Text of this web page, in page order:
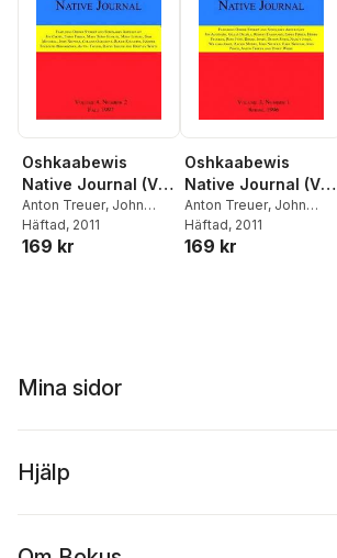
Oshkaabewis
Native Journal (Vol.
4, No. 2)
Anton Treuer, John
Nichols ,Collins
Oakgrove
Häftad, 2011
169 kr
Oshkaabewis
Native Journal (Vol.
3, No. 1)
Anton Treuer, John
Nichols ,Emma Fisher
Häftad, 2011
169 kr
Mina sidor
Hjälp